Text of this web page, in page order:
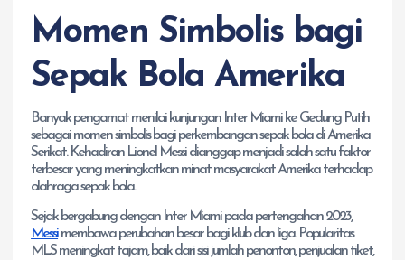
Momen Simbolis bagi
Sepak Bola Amerika
Banyak pengamat menilai kunjungan Inter Miami ke Gedung Putih
sebagai momen simbolis bagi perkembangan sepak bola di Amerika
Serikat. Kehadiran Lionel Messi dianggap menjadi salah satu faktor
terbesar yang meningkatkan minat masyarakat Amerika terhadap
olahraga sepak bola.
Sejak bergabung dengan Inter Miami pada pertengahan 2023,
Messimembawa perubahan besar bagi klub dan liga. Popularitas
MLS meningkat tajam, baik dari sisi jumlah penonton, penjualan tiket,